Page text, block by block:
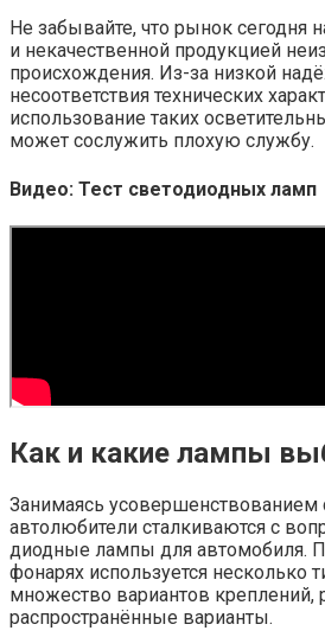
Не забывайте, что рынок сегодня
и некачественной продукцией
происхождения. Из-за низкой
несоответствия технических
использование таких
может сослужить плохую службу.
Видео: Тест светодиодных ламп
Как и какие лампы
Занимаясь усовершенствованием
автолюбители сталкиваются с
диодные лампы для автомобиля.
фонарях используется несколько
множество вариантов креплений,
распространённые варианты.